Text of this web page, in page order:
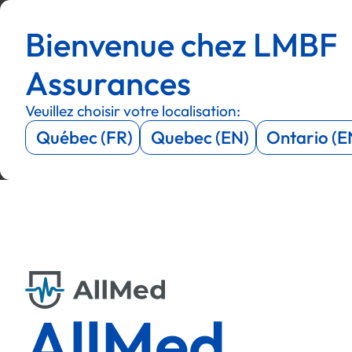
Menu
Menu
Bienvenue chez LMBF
Assurances
Veuillez choisir votre localisation:
Québec (FR) Quebec (EN) Ontario